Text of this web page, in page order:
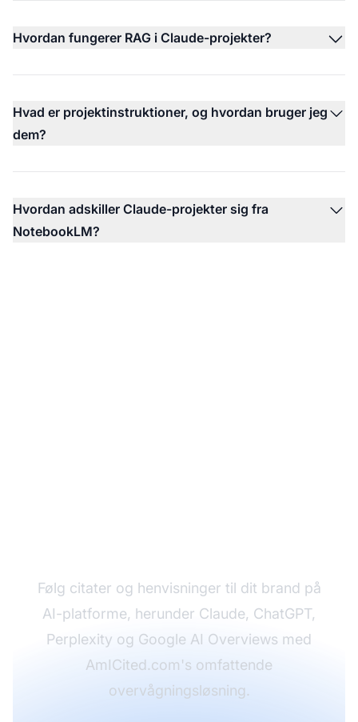
Hvordan fungerer RAG i Claude-projekter?
Hvad er projektinstruktioner, og hvordan bruger jeg
dem?
Hvordan adskiller Claude-projekter sig fra
NotebookLM?
Følg citater og henvisninger til dit brand på
AI-platforme, herunder Claude, ChatGPT,
Perplexity og Google AI Overviews med
AmICited.com's omfattende
overvågningsløsning.